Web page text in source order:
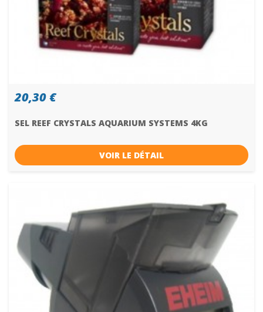
20,30 €
SEL REEF CRYSTALS AQUARIUM SYSTEMS 4KG
VOIR LE DÉTAIL